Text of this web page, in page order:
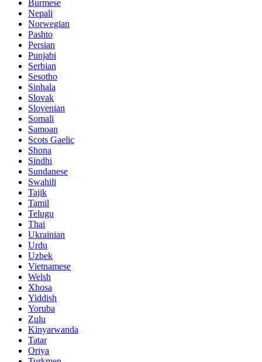
Burmese
Nepali
Norwegian
Pashto
Persian
Punjabi
Serbian
Sesotho
Sinhala
Slovak
Slovenian
Somali
Samoan
Scots Gaelic
Shona
Sindhi
Sundanese
Swahili
Tajik
Tamil
Telugu
Thai
Ukrainian
Urdu
Uzbek
Vietnamese
Welsh
Xhosa
Yiddish
Yoruba
Zulu
Kinyarwanda
Tatar
Oriya